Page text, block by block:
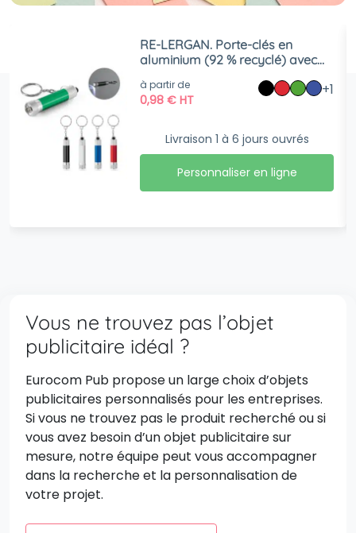
RE-LERGAN. Porte-clés en
aluminium (92 % recyclé) avec
lumières
à partir de
0,98€ HT
+1
Livraison 1 à 6 jours ouvrés
Personnaliser en ligne
Vous ne trouvez pas l’objet
publicitaire idéal ?
Eurocom Pub propose un large choix d’objets
publicitaires personnalisés pour les entreprises.
Si vous ne trouvez pas le produit recherché ou si
vous avez besoin d’un objet publicitaire sur
mesure, notre équipe peut vous accompagner
dans la recherche et la personnalisation de
votre projet.